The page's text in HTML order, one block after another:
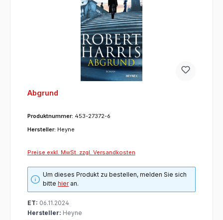
Abgrund
Produktnummer: 453-27372-6
Hersteller: Heyne
Preise exkl. MwSt. zzgl. Versandkosten
Um dieses Produkt zu bestellen, melden Sie sich
bittehieran.
ET: 06.11.2024
Hersteller: Heyne